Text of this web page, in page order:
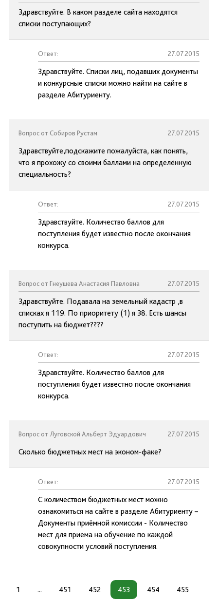
Здравствуйте. В каком разделе сайта находятся
списки поступающих?
Ответ: 27.07.2015
Здравствуйте. Списки лиц, подавших документы
и конкурсные списки можно найти на сайте в
разделе Абитуриенту.
Вопрос от Собиров Рустам 27.07.2015
Здравствуйте,подскажите пожалуйста, как понять,
что я прохожу со своими баллами на определённую
специальность?
Ответ: 27.07.2015
Здравствуйте. Количество баллов для
поступления будет известно после окончания
конкурса.
Вопрос от Гнеушева Анастасия Павловна 27.07.2015
Здравствуйте. Подавала на земельный кадастр ,в
списках я 119. По приоритету (1) я 38. Есть шансы
поступить на бюджет????
Ответ: 27.07.2015
Здравствуйте. Количество баллов для
поступления будет известно после окончания
конкурса.
Вопрос от Луговской Альберт Эдуардович 27.07.2015
Сколько бюджетных мест на эконом-факе?
Ответ: 27.07.2015
С количеством бюджетных мест можно
ознакомиться на сайте в разделе Абитуриенту –
Документы приёмной комиссии - Количество
мест для приема на обучение по каждой
совокупности условий поступления.
1 ... 451 452 453 454 455